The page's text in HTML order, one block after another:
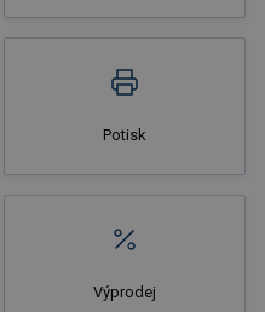
Potisk
Výprodej